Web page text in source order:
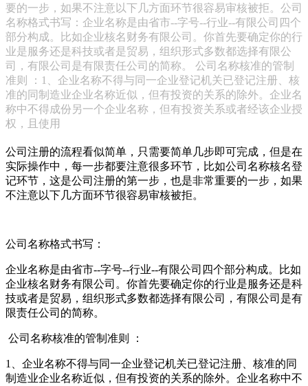
要的一步，如果不注意以下几方面环节很容易审核被拒。公司
名称格式书写：企业名称是由省市--字号--行业--有限公司四个
部分构成。比如企业核名财务有限公司。你首先要确定你的行
业是服务还是科技或者是贸易，组织形式多数都选择有限公
司，有限公司是有限责任公司的简称。 公司名称核准的管制
准则 ：1、企业名称不得与同一企业登记机关已登记注册、核
准的同制造业企业名称近似，但有投资的关系的除外。企业名
称中不得成份另一个企业名称，但有投资关系或者经该企业授
权，且使用
公司注册的流程看似简单，只需要简单几步即可完成，但是在
实际操作中，每一步都要注意很多环节，比如公司名称核名登
记环节，这是公司注册的第一步，也是非常重要的一步，如果
不注意以下几方面环节很容易审核被拒。
公司名称格式书写：
企业名称是由省市--字号--行业--有限公司四个部分构成。比如
企业核名财务有限公司。你首先要确定你的行业是服务还是科
技或者是贸易，组织形式多数都选择有限公司，有限公司是有
限责任公司的简称。
公司名称核准的管制准则 ：
1、企业名称不得与同一企业登记机关已登记注册、核准的同
制造业企业名称近似，但有投资的关系的除外。企业名称中不